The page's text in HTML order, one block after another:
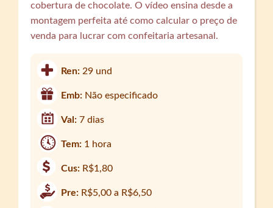
cobertura de chocolate. O vídeo ensina desde a
montagem perfeita até como calcular o preço de
venda para lucrar com confeitaria artesanal.
Ren:29 und
Emb: Não especificado
Val:7 dias
Tem: 1 hora
Cus: R$1,80
Pre: R$5,00 a R$6,50